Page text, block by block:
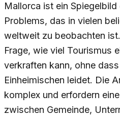
Mallorca ist ein
Problems, das in vielen
weltweit zu beobachten
Frage, wie viel Tourismus
verkraften kann, ohne
Einheimischen leidet. Die
komplex und erfordern
zwischen Gemeinde,